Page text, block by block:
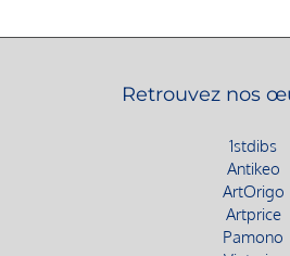
Retrouvez nos
1stdibs
Antikeo
ArtOrigo
Artprice
Pamono